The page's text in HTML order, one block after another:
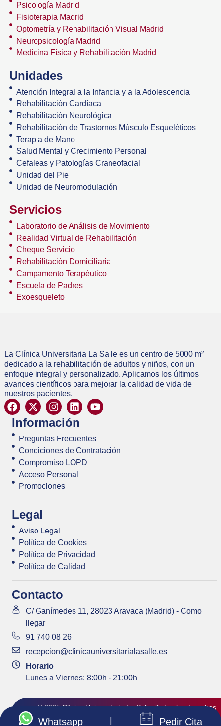
Psicología Madrid
Fisioterapia Madrid
Optometría y Rehabilitación Visual Madrid
Neuropsicología Madrid
Medicina Física y Rehabilitación Madrid
Unidades
Atención Integral a la Infancia y a la Adolescencia
Rehabilitación Cardíaca
Rehabilitación Neurológica
Rehabilitación de Trastornos Músculo Esqueléticos
Terapia de Mano
Salud Mental y Crecimiento Personal
Cefaleas y Patologías Craneofacial
Unidad del Pie
Unidad de Neuromodulación
Servicios
Laboratorio de Análisis de Movimiento
Realidad Virtual de Rehabilitación
Cheque Servicio
Rehabilitación Domiciliaria
Campamento Terapéutico
Escuela de Padres
Exoesqueleto
La Clínica Universitaria La Salle es un centro de 5000 m²
dedicado a la rehabilitación de adultos y niños, con un
enfoque integral y personalizado. Aplicamos los últimos
avances científicos para mejorar la calidad de vida de
nuestros pacientes.
Información
Preguntas Frecuentes
Condiciones de Contratación
Compromiso LOPD
Acceso Personal
Promociones
Legal
Aviso Legal
Política de Cookies
Política de Privacidad
Política de Calidad
Contacto
C/ Ganímedes 11, 28023 Aravaca (Madrid) - Como
llegar
91 740 08 26
recepcion@clinicauniversitarialasalle.es
Horario
Lunes a Viernes: 8:00h - 21:00h
© 2025 Clínica Universitaria La Salle. Todos los derechos
reservados.Agencia de Marketing
Whatsapp | Pedir Cita